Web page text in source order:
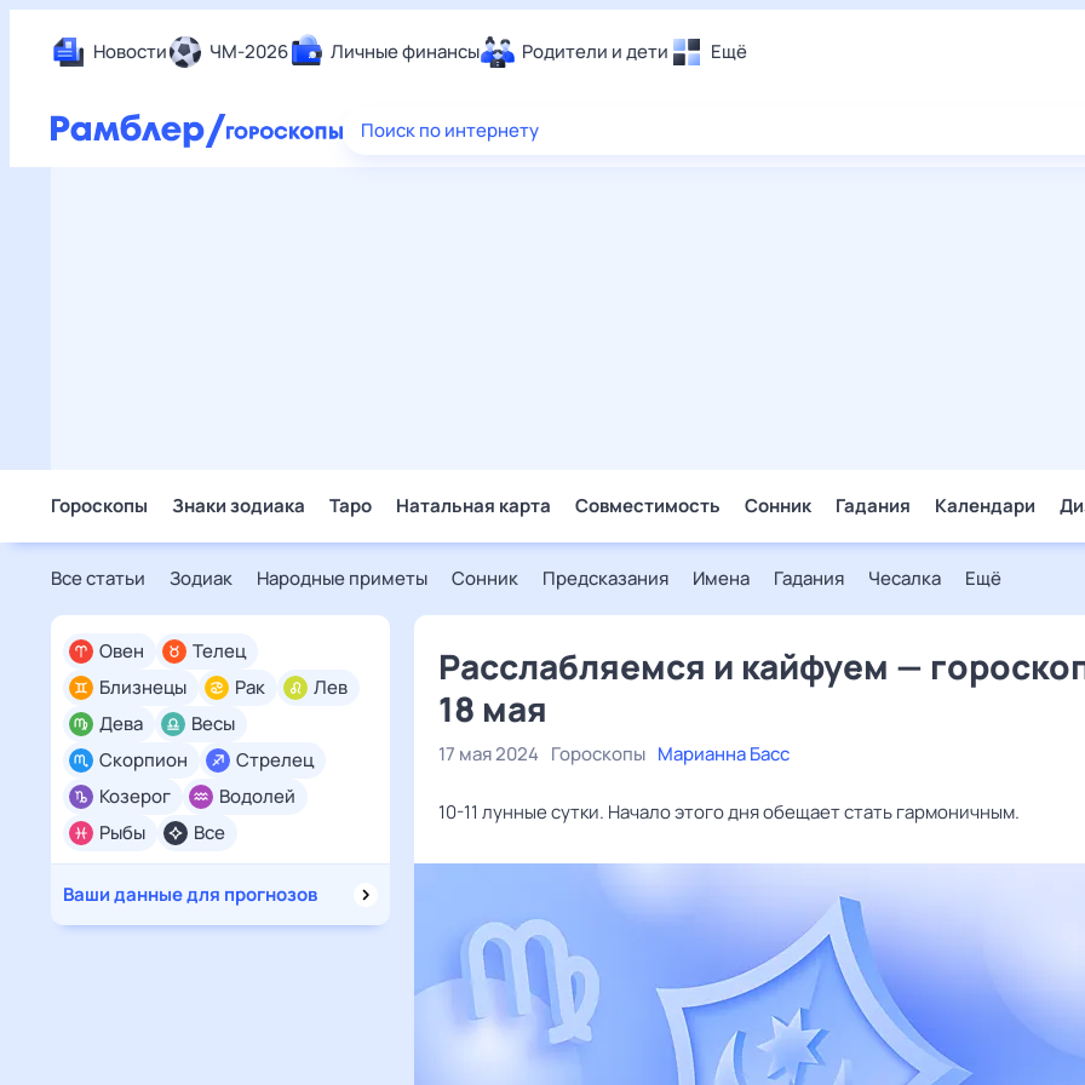
Новости ЧМ-2026 Личные финансы Родители и дети Ещё
Еда
Поиск по интернету
Гороскопы Знаки зодиака Таро Натальная карта Совместимость Сонник Гадания Календари
Все статьи Зодиак Народные приметы Сонник Предсказания Имена Гадания Чесалка Ещё
Все
Овен
Телец
Близнецы
Рак
Лев
Дева
Весы
Скорпион
Стрелец
Козерог
Водолей
Рыбы
Ваши данные для прогнозов
Расслабляемся и кайфуем —
18 мая
17 мая 2024 Гороскопы Марианна Басс
10-11 лунные сутки. Начало этого дня обещает стать гармоничным.